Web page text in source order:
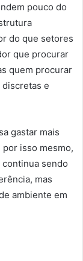
pouco do
do que setores
que procurar
quem procurar
e
gastar mais
isso mesmo,
sendo
mas
ambiente em